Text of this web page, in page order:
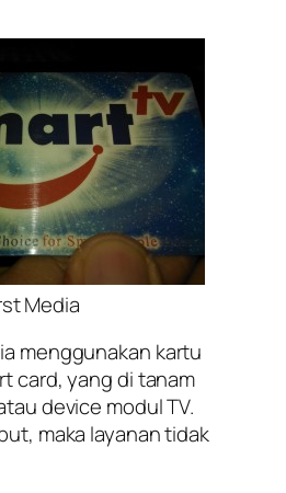
Media
menggunakan kartu
card, yang di tanam
device modul TV.
maka layanan tidak